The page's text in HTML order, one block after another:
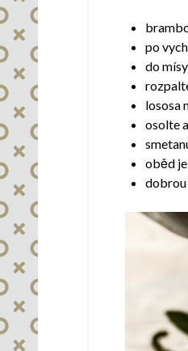
po
do
lososa
osolte
oběd
dobrou